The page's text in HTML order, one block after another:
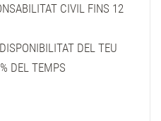
CIVIL FINS 12
DEL TEU
DEL TEMPS